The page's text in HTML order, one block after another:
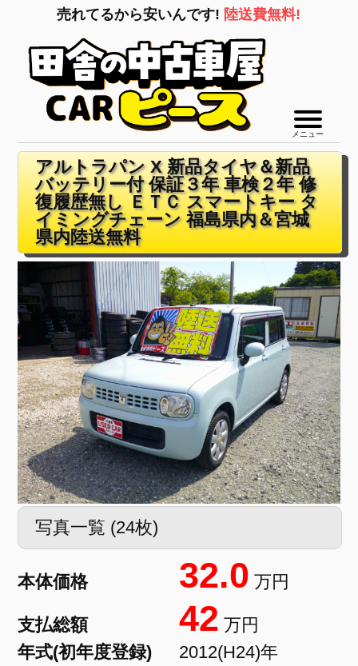
売れてるから安いんです! 陸送費無料!
メニュー
アルトラパン X 新品タイヤ＆新品
バッテリー付 保証３年 車検２年 修
復履歴無し ＥＴＣ スマートキー タ
イミングチェーン 福島県内＆宮城
県内陸送無料
写真一覧 (24枚)
本体価格 32.0 万円
支払総額 42 万円
年式(初年度登録)
2012(H24)年